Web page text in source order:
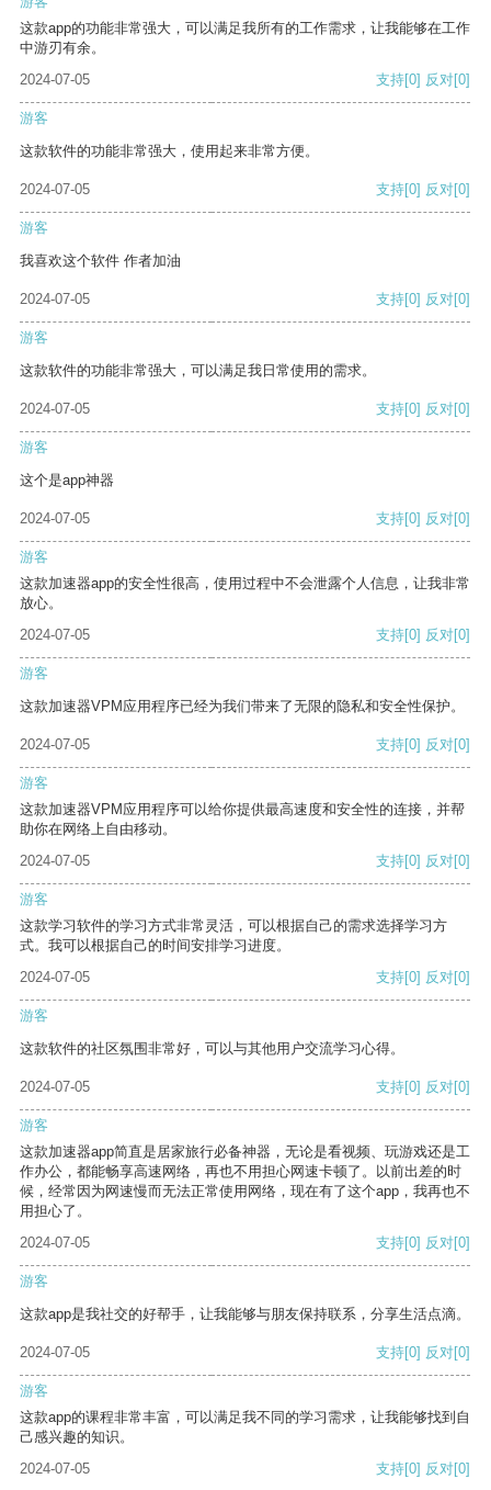
这款app的功能非常强大，可以满足我所有的工作需求，让我能够在工作
中游刃有余。
2024-07-05
支持[0] 反对[0]
游客
这款软件的功能非常强大，使用起来非常方便。
2024-07-05 支持[0] 反对[0]
游客
我喜欢这个软件 作者加油
2024-07-05 支持[0] 反对[0]
游客
这款软件的功能非常强大，可以满足我日常使用的需求。
2024-07-05 支持[0] 反对[0]
游客
这个是app神器
2024-07-05 支持[0] 反对[0]
游客
这款加速器app的安全性很高，使用过程中不会泄露个人信息，让我非常
放心。
2024-07-05
支持[0] 反对[0]
游客
这款加速器VPM应用程序已经为我们带来了无限的隐私和安全性保护。
2024-07-05 支持[0] 反对[0]
游客
这款加速器VPM应用程序可以给你提供最高速度和安全性的连接，并帮
助你在网络上自由移动。
2024-07-05
支持[0] 反对[0]
游客
这款学习软件的学习方式非常灵活，可以根据自己的需求选择学习方
式。我可以根据自己的时间安排学习进度。
2024-07-05
支持[0] 反对[0]
游客
这款软件的社区氛围非常好，可以与其他用户交流学习心得。
2024-07-05 支持[0] 反对[0]
游客
这款加速器app简直是居家旅行必备神器，无论是看视频、玩游戏还是工
作办公，都能畅享高速网络，再也不用担心网速卡顿了。以前出差的时
候，经常因为网速慢而无法正常使用网络，现在有了这个app，我再也不
用担心了。
2024-07-05
支持[0] 反对[0]
游客
这款app是我社交的好帮手，让我能够与朋友保持联系，分享生活点滴。
2024-07-05 支持[0] 反对[0]
游客
这款app的课程非常丰富，可以满足我不同的学习需求，让我能够找到自
己感兴趣的知识。
2024-07-05
支持[0] 反对[0]